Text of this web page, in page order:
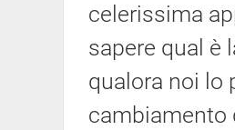
celerissima
sapere qual è
qualora noi lo
cambiamento